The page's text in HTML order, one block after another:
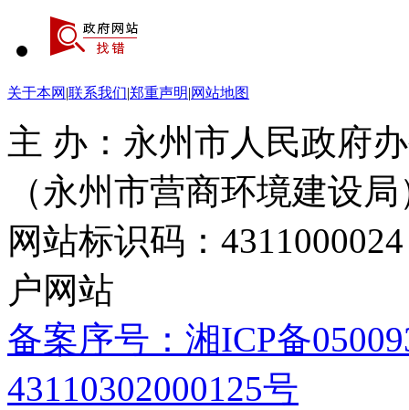
关于本网 |联系我们|郑重声明|网站地图
主 办：永州市人民政府
（永州市营商环境建设局
网站标识码：
户网站
备案序号：湘ICP备
43110302000125号